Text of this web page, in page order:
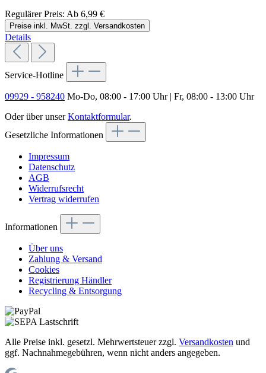
Regulärer Preis: Ab 6,99 €
Preise inkl. MwSt. zzgl. Versandkosten
Details
Service-Hotline
09929 - 958240 Mo-Do, 08:00 - 17:00 Uhr | Fr, 08:00 - 13:00 Uhr
Oder über unserKontaktformular.
Gesetzliche Informationen
Impressum
Datenschutz
AGB
Widerrufsrecht
Vertrag widerrufen
Informationen
Über uns
Zahlung & Versand
Cookies
Registrierung Händler
Recycling & Entsorgung
Alle Preise inkl. gesetzl. Mehrwertsteuer zzgl. Versandkosten und
ggf. Nachnahmegebühren, wenn nicht anders angegeben.